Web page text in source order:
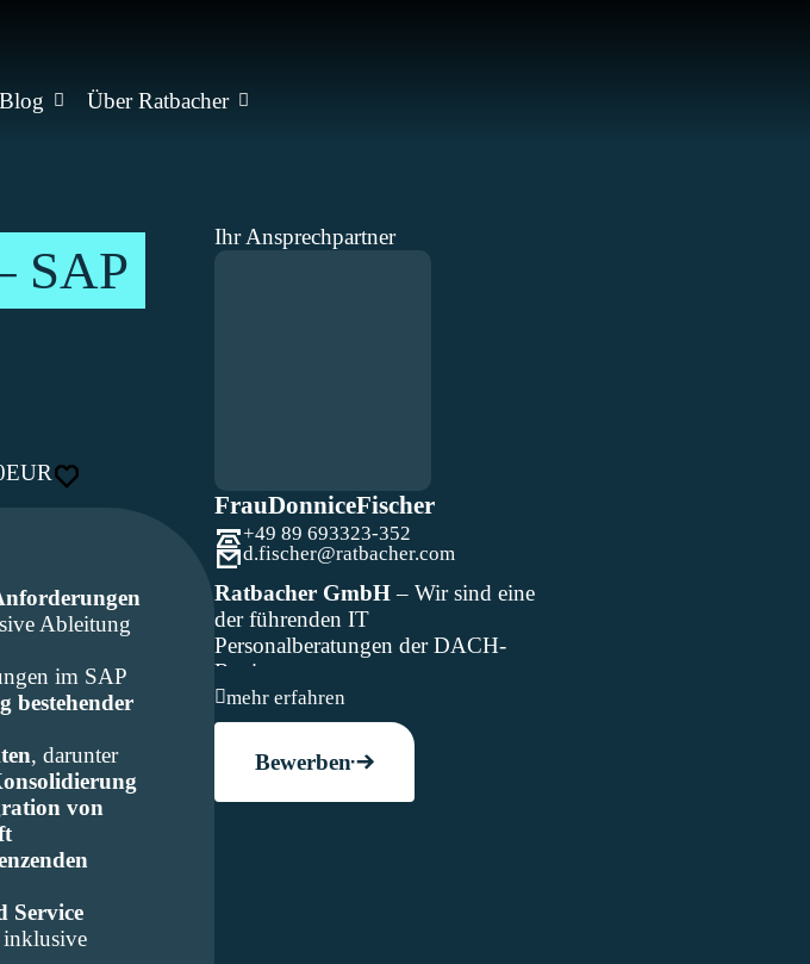
Blog Über Ratbacher
SAP
EUR
Ableitung
im SAP
bestehender
, darunter
von
Service
Ihr Ansprechpartner
FrauDonniceFischer
+49 89 693323-352
d.fischer@ratbacher.com
Ratbacher GmbH – Wir sind eine
der führenden IT
Personalberatungen der DACH-
Region.
mehr erfahren
Bewerben